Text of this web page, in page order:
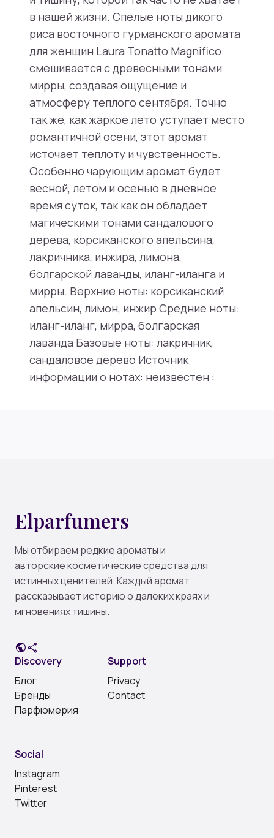
в нашей жизни. Спелые ноты дикого
риса восточного гурманского аромата
для женщин Laura Tonatto Magnifico
смешивается с древесными тонами
мирры, создавая ощущение и
атмосферу теплого сентября. Точно
так же, как жаркое лето уступает место
романтичной осени, этот аромат
источает теплоту и чувственность.
Особенно чарующим аромат будет
весной, летом и осенью в дневное
время суток, так как он обладает
магическими тонами сандалового
дерева, корсиканского апельсина,
лакричника, инжира, лимона,
болгарской лаванды, иланг-иланга и
мирры. Верхние ноты: корсиканский
апельсин, лимон, инжир Средние ноты:
иланг-иланг, мирра, болгарская
лаванда Базовые ноты: лакричник,
сандаловое дерево Источник
информации о нотах: неизвестен :
Elparfumers
Мы отбираем редкие ароматы и
авторские косметические средства для
истинных ценителей. Каждый аромат
рассказывает историю о далеких краях и
мгновениях тишины.
publicshare
Discovery
Блог
Бренды
Парфюмерия
Support
Privacy
Contact
Social
Instagram
Pinterest
Twitter